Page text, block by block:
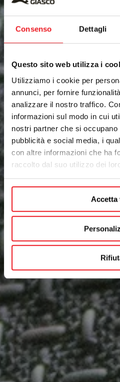
Consenso Dettagli
Questo sito web utilizza i
Utilizziamo i cookie per
annunci, per fornire
analizzare il nostro traffico.
informazioni sul modo in cui
nostri partner che si occupano
pubblicità e social media, i
con altre informazioni che ha
raccolto dal suo utilizzo dei
Accetta